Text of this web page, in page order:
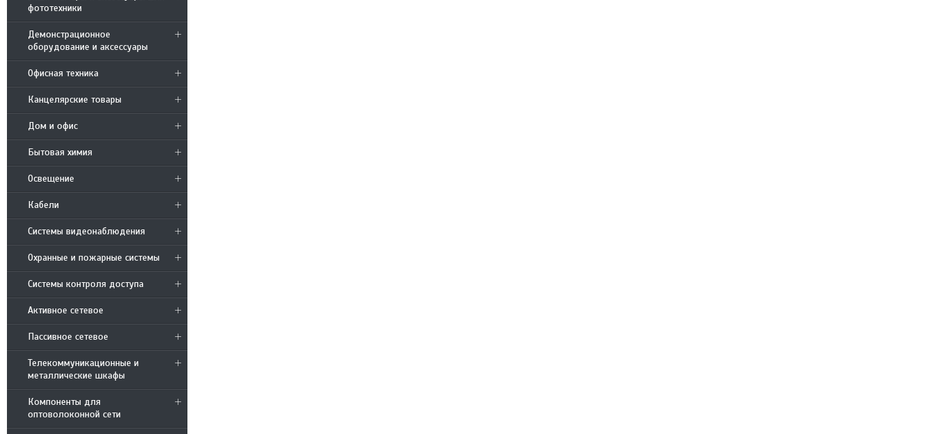
фототехники
Демонстрационное
оборудование и аксессуары
Офисная техника
Канцелярские товары
Дом и офис
Бытовая химия
Освещение
Кабели
Системы видеонаблюдения
Охранные и пожарные системы
Системы контроля доступа
Активное сетевое
Пассивное сетевое
Телекоммуникационные и
металлические шкафы
Компоненты для
оптоволоконной сети